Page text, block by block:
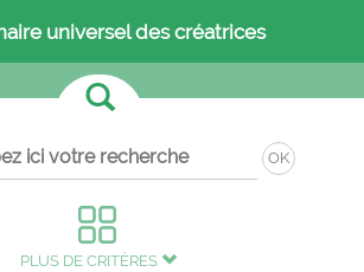
universel des créatrices
OK
PLUS DE CRITÈRES